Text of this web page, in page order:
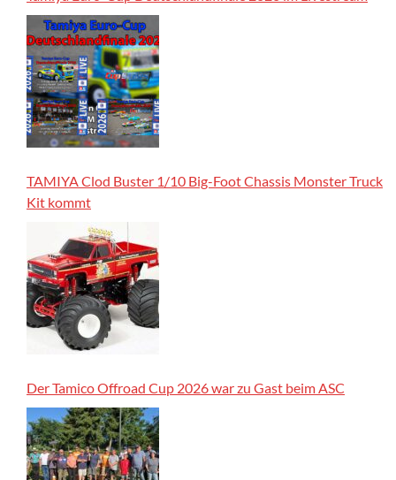
TAMIYA Clod Buster 1/10 Big-Foot Chassis Monster Truck
Kit kommt
Der Tamico Offroad Cup 2026 war zu Gast beim ASC